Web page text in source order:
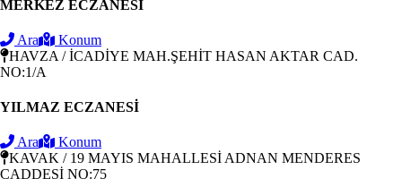
MERKEZ ECZANESİ
Ara
Konum
HAVZA / İCADİYE MAH.ŞEHİT HASAN AKTAR CAD.
NO:1/A
YILMAZ ECZANESİ
Ara
Konum
KAVAK / 19 MAYIS MAHALLESİ ADNAN MENDERES
CADDESİ NO:75